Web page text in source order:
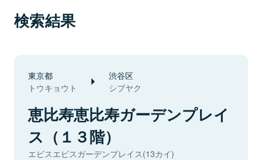
検索結果
東京都
トウキョウト
渋谷区
シブヤク
恵比寿恵比寿ガーデンプレイ
ス（１３階）
エビスエビスガーデンプレイス(13カイ)